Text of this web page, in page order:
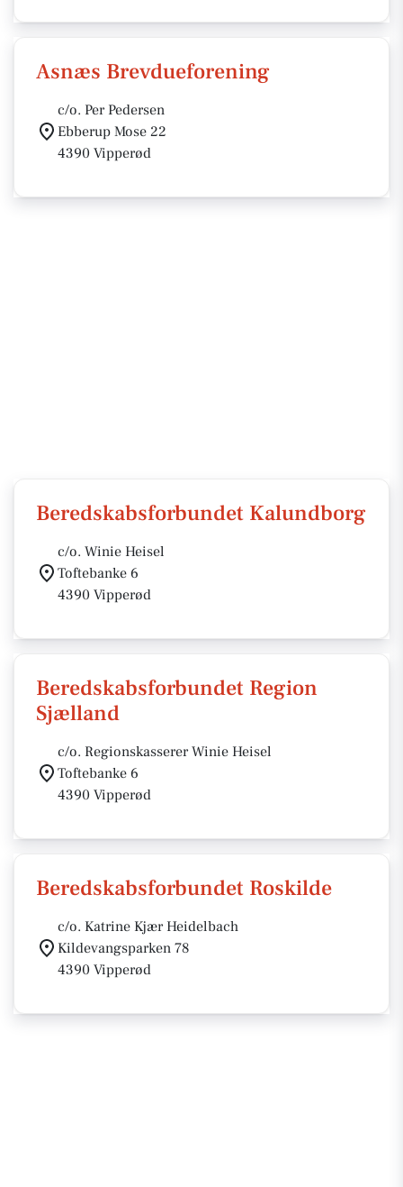
Asnæs Brevdueforening
c/o. Per Pedersen
Ebberup Mose 22
4390 Vipperød
Beredskabsforbundet Kalundborg
c/o. Winie Heisel
Toftebanke 6
4390 Vipperød
Beredskabsforbundet Region
Sjælland
c/o. Regionskasserer Winie Heisel
Toftebanke 6
4390 Vipperød
Beredskabsforbundet Roskilde
c/o. Katrine Kjær Heidelbach
Kildevangsparken 78
4390 Vipperød